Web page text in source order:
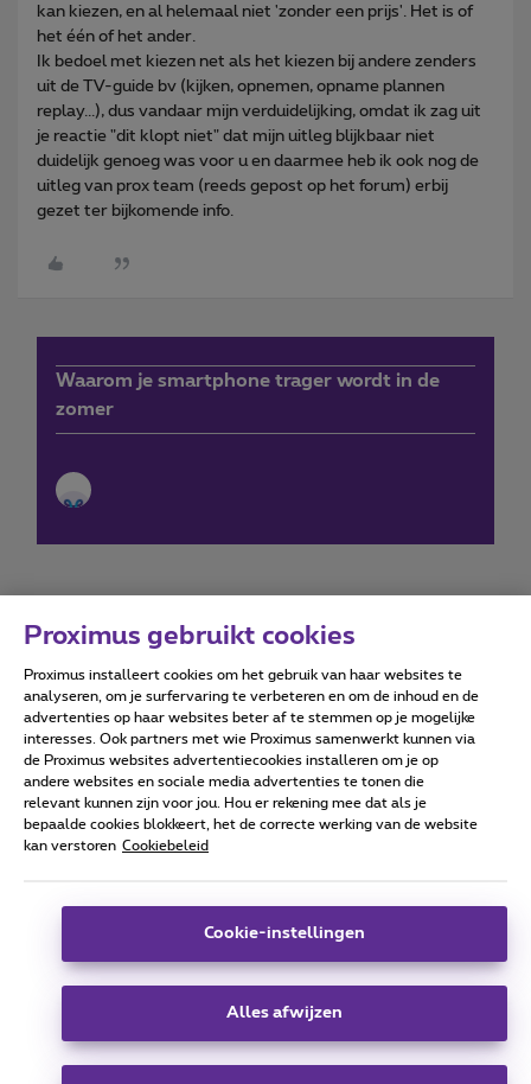
kan kiezen, en al helemaal niet 'zonder een prijs'. Het is of
het één of het ander.
Ik bedoel met kiezen net als het kiezen bij andere zenders
uit de TV-guide bv (kijken, opnemen, opname plannen
replay...), dus vandaar mijn verduidelijking, omdat ik zag uit
je reactie "dit klopt niet" dat mijn uitleg blijkbaar niet
duidelijk genoeg was voor u en daarmee heb ik ook nog de
uitleg van prox team (reeds gepost op het forum) erbij
gezet ter bijkomende info.
Waarom je smartphone trager wordt in de
zomer
Forumvoorwaarden Accessibility statement
Alle rechten voorbehouden. © Proximus
Algemene voorwaarden, consumenteninfo
Deze website is gecreëerd en wordt beheerd conform het
Koning Albert II-laan 27 - B-1030 Brussel.
Carrier & Wholesale Solutions
Proximus gebruikt cookies
Proximus installeert cookies om het gebruik van haar websites te
analyseren, om je surfervaring te verbeteren en om de inhoud en de
advertenties op haar websites beter af te stemmen op je mogelijke
interesses. Ook partners met wie Proximus samenwerkt kunnen via
de Proximus websites advertentiecookies installeren om je op
andere websites en sociale media advertenties te tonen die
relevant kunnen zijn voor jou. Hou er rekening mee dat als je
bepaalde cookies blokkeert, het de correcte werking van de website
kan verstoren Cookiebeleid
Cookie-instellingen
Alles afwijzen